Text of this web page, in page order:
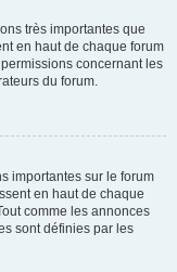
très importantes que
en haut de chaque forum
concernant les
du forum.
importantes sur le forum
en haut de chaque
comme les annonces
sont définies par les